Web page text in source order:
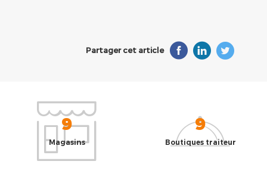
Partager cet article
9
Magasins
9
Boutiques traiteur